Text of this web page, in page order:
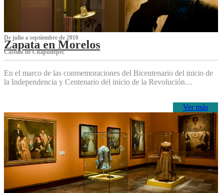
De julio a septiembre de 2010
Zapata en Morelos
Castillo de Chapultepec
En el marco de las conmemoraciones del Bicentenario del inicio de
la Independencia y Centenario del inicio de la Revolución…
Ver más